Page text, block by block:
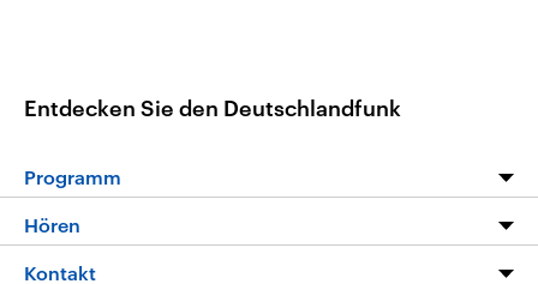
Entdecken Sie den Deutschlandfunk
Programm
Programm
Hören
Livestream
Kontakt